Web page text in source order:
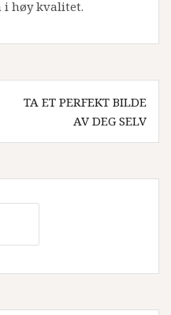
høy kvalitet.
TA ET PERFEKT BILDE
AV DEG SELV